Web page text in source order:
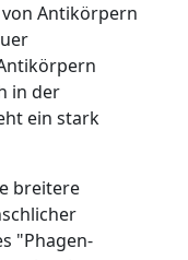
Antikörpern
in der
ein stark
breitere
"Phagen-